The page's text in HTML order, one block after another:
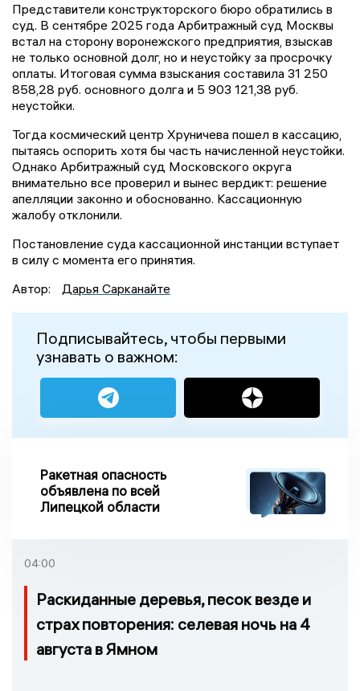
Представители конструкторского бюро обратились в
суд. В сентябре 2025 года Арбитражный суд Москвы
встал на сторону воронежского предприятия, взыскав
не только основной долг, но и неустойку за просрочку
оплаты. Итоговая сумма взыскания составила 31 250
858,28 руб. основного долга и 5 903 121,38 руб.
неустойки.
Тогда космический центр Хруничева пошел в кассацию,
пытаясь оспорить хотя бы часть начисленной неустойки.
Однако Арбитражный суд Московского округа
внимательно все проверил и вынес вердикт: решение
апелляции законно и обоснованно. Кассационную
жалобу отклонили.
Постановление суда кассационной инстанции вступает
в силу с момента его принятия.
Автор:
Дарья Сарканайте
Подписывайтесь, чтобы первыми
узнавать о важном:
Ракетная опасность
объявлена по всей
Липецкой области
04:00
Раскиданные деревья, песок везде и
страх повторения: селевая ночь на 4
августа в Ямном